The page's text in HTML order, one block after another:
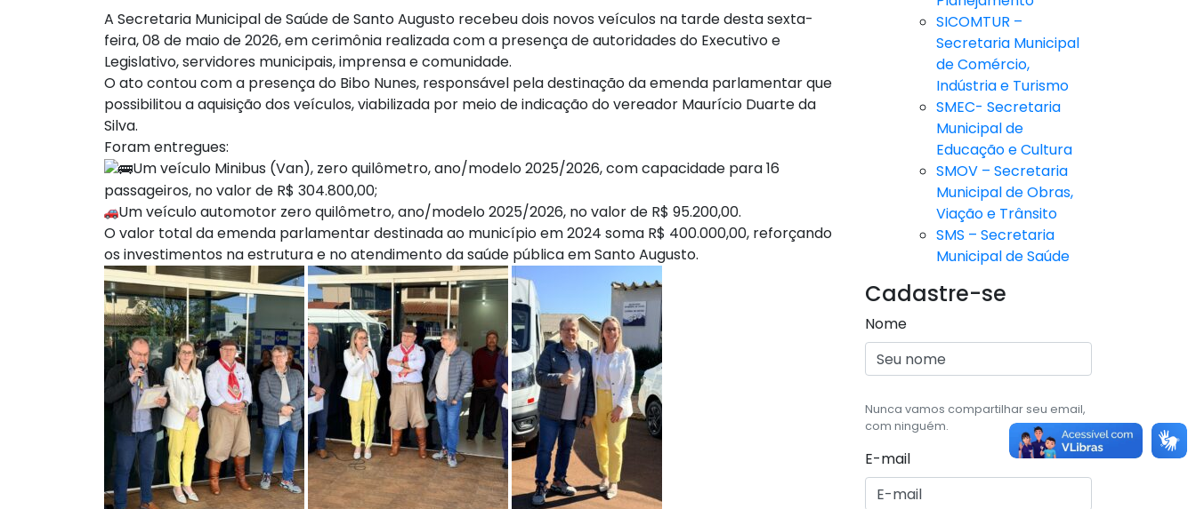
A Secretaria Municipal de Saúde de Santo Augusto recebeu dois novos veículos na tarde desta sexta-
feira, 08 de maio de 2026, em cerimônia realizada com a presença de autoridades do Executivo e
Legislativo, servidores municipais, imprensa e comunidade.
O ato contou com a presença do Bibo Nunes, responsável pela destinação da emenda parlamentar que
possibilitou a aquisição dos veículos, viabilizada por meio de indicação do vereador Maurício Duarte da
Silva.
Foram entregues:
Um veículo Minibus (Van), zero quilômetro, ano/modelo 2025/2026, com capacidade para 16
passageiros, no valor de R$ 304.800,00;
Um veículo automotor zero quilômetro, ano/modelo 2025/2026, no valor de R$ 95.200,00.
O valor total da emenda parlamentar destinada ao município em 2024 soma R$ 400.000,00, reforçando
os investimentos na estrutura e no atendimento da saúde pública em Santo Augusto.
SICOMTUR –
Secretaria Municipal
de Comércio,
Indústria e Turismo
SMEC- Secretaria
Municipal de
Educação e Cultura
SMOV – Secretaria
Municipal de Obras,
Viação e Trânsito
SMS – Secretaria
Municipal de Saúde
Cadastre-se
Nome
Nunca vamos compartilhar seu email,
com ninguém.
E-mail